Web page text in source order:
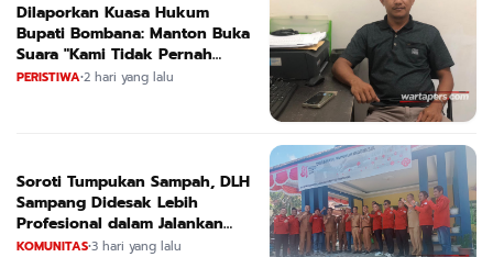
Dilaporkan Kuasa Hukum
Bupati Bombana: Manton Buka
Suara "Kami Tidak Pernah
Menutup Ruang Hak Jawab"
PERISTIWA•2 hari yang lalu
Soroti Tumpukan Sampah, DLH
Sampang Didesak Lebih
Profesional dalam Jalankan
Tugas
KOMUNITAS•3 hari yang lalu